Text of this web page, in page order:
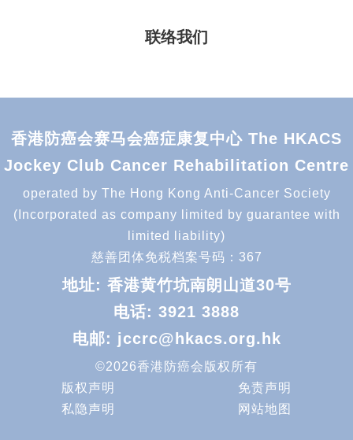
联络我们
香港防癌会赛马会癌症康复中心 The HKACS
Jockey Club Cancer Rehabilitation Centre
operated by The Hong Kong Anti-Cancer Society
(Incorporated as company limited by guarantee with
limited liability)
慈善团体免税档案号码：367
地址: 香港黄竹坑南朗山道30号
电话: 3921 3888
电邮: jccrc@hkacs.org.hk
©2026香港防癌会版权所有
版权声明
免责声明
私隐声明
网站地图